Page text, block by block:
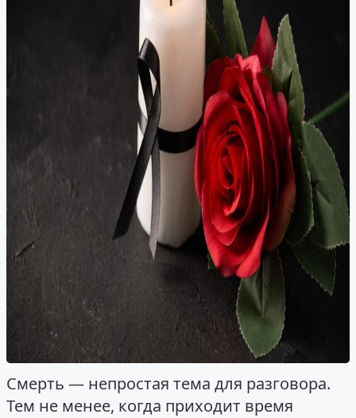
Смерть — непростая тема для разговора.
Тем не менее, когда приходит время